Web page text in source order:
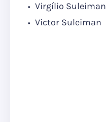
Virgílio Suleiman
Victor Suleiman